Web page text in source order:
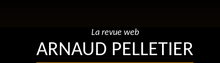
La revue web
ARNAUD PELLETIER